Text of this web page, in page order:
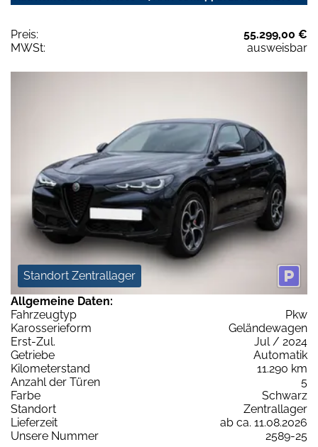
Preis:
55.299,00 €
MWSt:
ausweisbar
Standort Zentrallager
Allgemeine Daten:
Fahrzeugtyp
Pkw
Karosserieform
Geländewagen
Erst-Zul.
Jul / 2024
Getriebe
Automatik
Kilometerstand
11.290 km
Anzahl der Türen
5
Farbe
Schwarz
Standort
Zentrallager
Lieferzeit
ab ca. 11.08.2026
Unsere Nummer
2589-25